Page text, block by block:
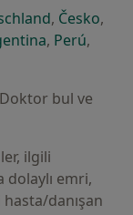
açılıraçılır
yeni bir
, Českoyeni
,
açılır
sekmede açılır
yeni bir
, Perúyeni
,
bul ve
ilgili
emri,
hasta/danışan